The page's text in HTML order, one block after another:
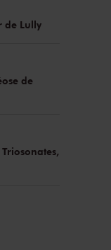
de Lully
de